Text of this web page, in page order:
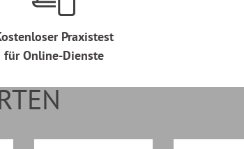
Praxistest
für Online-Dienste